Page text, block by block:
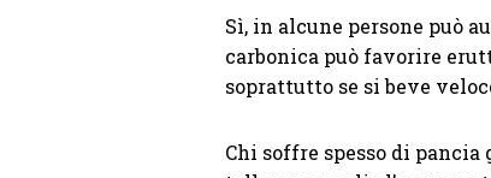
Sì, in alcune persone può
carbonica può favorire
soprattutto se si beve
Chi soffre spesso di